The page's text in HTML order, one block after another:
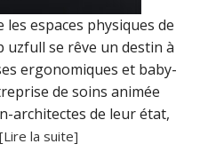
espaces physiques de
se rêve un destin à
ergonomiques et baby-
de soins animée
architectes de leur état,
[Lire la suite]